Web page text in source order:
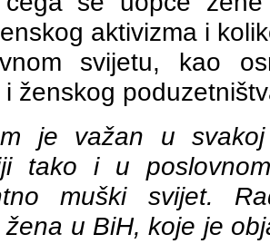
aktivizma i
svijetu, kao
i ženskog
je važan u
tako i u
muški svijet.
u BiH, koje je